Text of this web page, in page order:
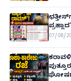
07/08/